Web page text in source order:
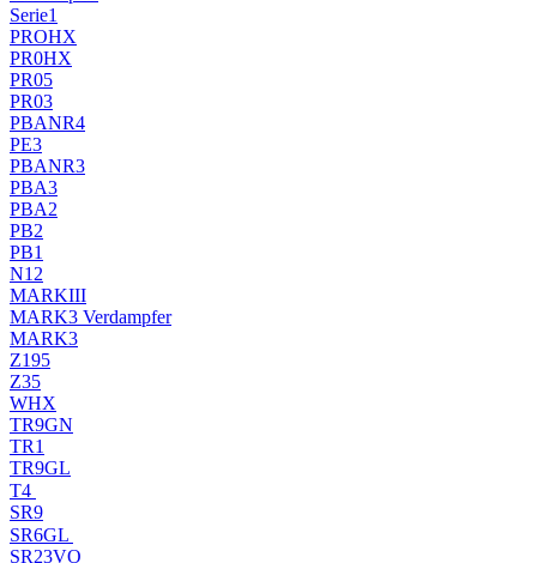
Serie1
PROHX
PR0HX
PR05
PR03
PBANR4
PE3
PBANR3
PBA3
PBA2
PB2
PB1
N12
MARKIII
MARK3 Verdampfer
MARK3
Z195
Z35
WHX
TR9GN
TR1
TR9GL
T4
SR9
SR6GL
SR23VO